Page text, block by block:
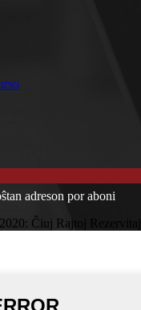
adreson por aboni
Ĉiuj Rajtoj Rezervitaj.